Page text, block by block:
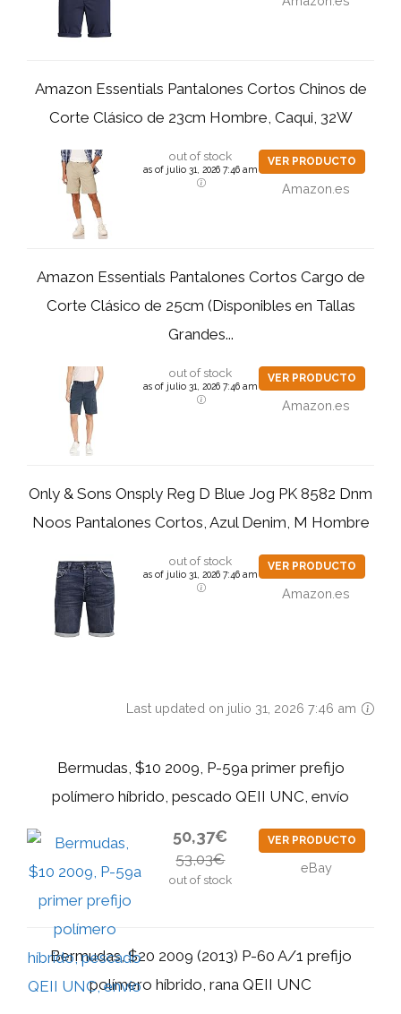
Amazon Essentials Pantalones Cortos Chinos de
Corte Clásico de 23cm Hombre, Caqui, 32W
out of stock
as of julio 31, 2026 7:46 am
VER PRODUCTO
Amazon.es
Amazon Essentials Pantalones Cortos Cargo de
Corte Clásico de 25cm (Disponibles en Tallas
Grandes...
out of stock
as of julio 31, 2026 7:46 am
VER PRODUCTO
Amazon.es
Only & Sons Onsply Reg D Blue Jog PK 8582 Dnm
Noos Pantalones Cortos, Azul Denim, M Hombre
out of stock
as of julio 31, 2026 7:46 am
VER PRODUCTO
Amazon.es
Last updated on julio 31, 2026 7:46 am
Bermudas, $10 2009, P-59a primer prefijo
polímero híbrido, pescado QEII UNC, envío
50,37€
53,03€
out of stock
VER PRODUCTO
eBay
Bermudas, $20 2009 (2013) P-60 A/1 prefijo
polímero híbrido, rana QEII UNC